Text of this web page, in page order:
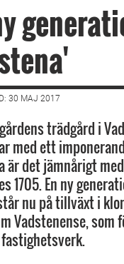
30 MAJ 2017
trädgård i
med ett
är det jämnårigt
1705. En ny
nu på tillväxt i
Vadstenense, som